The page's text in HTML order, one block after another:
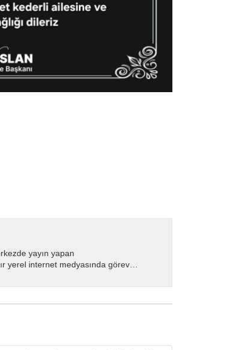
yayın yapan
yerel internet medyasında görev